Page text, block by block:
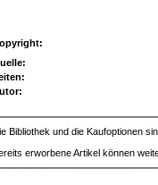
Bibliothek und die Kaufoptionen
erworbene Artikel können